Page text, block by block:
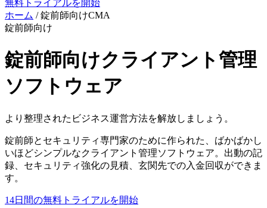
無料トライアルを開始
ホーム / 錠前師向けCMA
錠前師向け
錠前師向けクライアント管理
ソフトウェア
より整理されたビジネス運営方法を解放しましょう。
錠前師とセキュリティ専門家のために作られた、ばかばかし
いほどシンプルなクライアント管理ソフトウェア。出動の記
録、セキュリティ強化の見積、玄関先での入金回収ができま
す。
14日間の無料トライアルを開始